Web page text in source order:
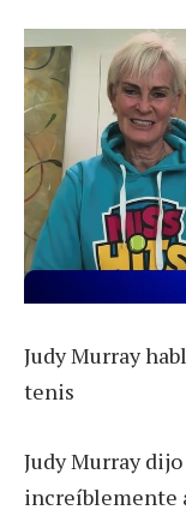
Judy Murray
tenis
Judy Murray
increíblemente